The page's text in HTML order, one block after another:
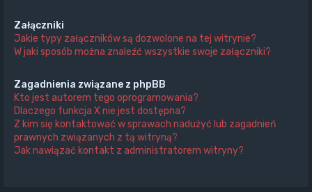
Załączniki
Jakie typy załączników są dozwolone na tej witrynie?
W jaki sposób można znaleźć wszystkie swoje załączniki?
Zagadnienia związane z phpBB
Kto jest autorem tego oprogramowania?
Dlaczego funkcja X nie jest dostępna?
Z kim się kontaktować w sprawach nadużyć lub zagadnień
prawnych związanych z tą witryną?
Jak nawiązać kontakt z administratorem witryny?